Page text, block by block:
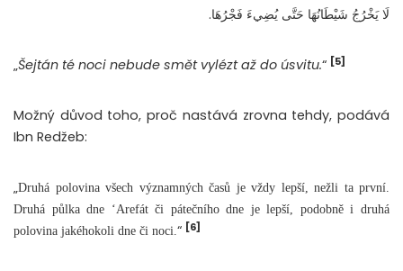
لَا يَخْرُجُ شَيْطَانُهَا حَتَّى يُضِيءَ فَجْرُهَا.
„Šejtán té noci nebude smět vylézt až do úsvitu.“ [5]
Možný důvod toho, proč nastává zrovna tehdy, podává
Ibn Redžeb:
„Druhá polovina všech významných časů je vždy lepší, nežli ta první.
Druhá půlka dne ‘Arefát či pátečního dne je lepší, podobně i druhá
polovina jakéhokoli dne či noci. “ [6]